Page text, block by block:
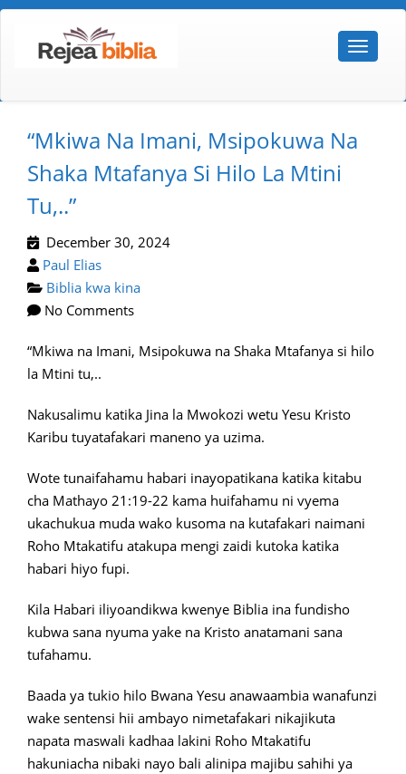
“Mkiwa Na Imani, Msipokuwa Na
Shaka Mtafanya Si Hilo La Mtini
Tu,..”
December 30, 2024
Paul Elias
Biblia kwa kina
No Comments
“Mkiwa na Imani, Msipokuwa na Shaka Mtafanya si hilo
la Mtini tu,..
Nakusalimu katika Jina la Mwokozi wetu Yesu Kristo
Karibu tuyatafakari maneno ya uzima.
Wote tunaifahamu habari inayopatikana katika kitabu
cha Mathayo 21:19-22 kama huifahamu ni vyema
ukachukua muda wako kusoma na kutafakari naimani
Roho Mtakatifu atakupa mengi zaidi kutoka katika
habari hiyo fupi.
Kila Habari iliyoandikwa kwenye Biblia ina fundisho
kubwa sana nyuma yake na Kristo anatamani sana
tufahamu.
Baada ya tukio hilo Bwana Yesu anawaambia wanafunzi
wake sentensi hii ambayo nimetafakari nikajikuta
napata maswali kadhaa lakini Roho Mtakatifu
hakuniacha nibaki nayo bali alinipa majibu sahihi ya